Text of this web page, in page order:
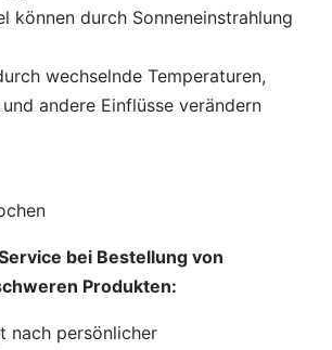
können durch Sonneneinstrahlung
wechselnde Temperaturen,
andere Einflüsse verändern
bei Bestellung von
Produkten:
nach persönlicher